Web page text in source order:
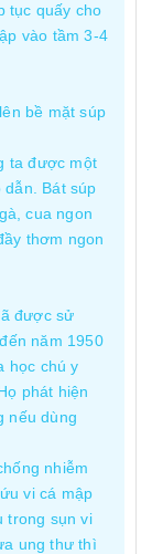
tục quấy cho
vào tầm 3-4
bề mặt súp
ta được một
Bát súp
cua ngon
thơm ngon
được sử
năm 1950
học chú y
phát hiện
nếu dùng
nhiễm
vi cá mập
trong sụn vi
ung thư thì